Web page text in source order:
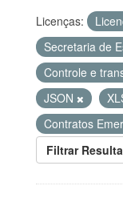
Licenças:
Secretaria de
Controle e
JSON
Contratos
Filtrar